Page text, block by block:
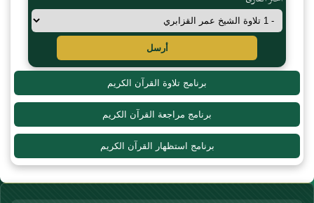
أرسل
برنامج تلاوة القرآن الكريم
برنامج مراجعة القرآن الكريم
برنامج استظهار القرآن الكريم